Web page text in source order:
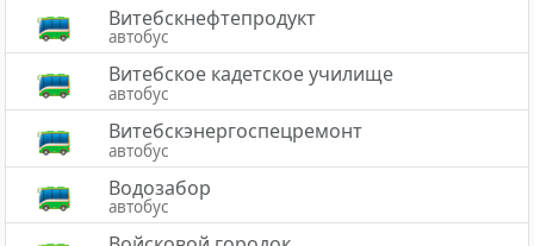
Витебскнефтепродукт
автобус
Витебское кадетское училище
автобус
Витебскэнергоспецремонт
автобус
Водозабор
автобус